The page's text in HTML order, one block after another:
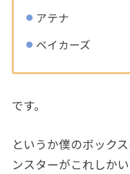
アテナ
ベイカーズ
です。
というか僕のボック
ンスターがこれしか